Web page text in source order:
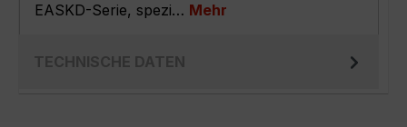
EASKD-Serie, spezi… Mehr
TECHNISCHE DATEN